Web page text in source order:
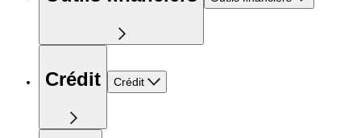
Crédit Crédit